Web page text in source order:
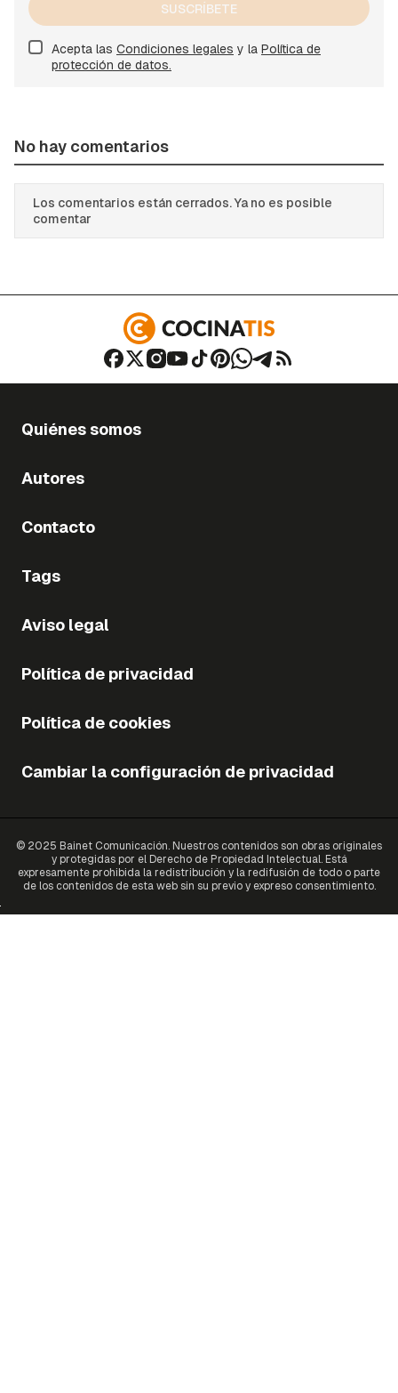
SUSCRÍBETE
Acepta las Condiciones legales y la Política de
protección de datos.
No hay comentarios
Los comentarios están cerrados. Ya no es posible
comentar
Quiénes somos
Autores
Contacto
Tags
Aviso legal
Política de privacidad
Política de cookies
Cambiar la configuración de privacidad
© 2025 Bainet Comunicación. Nuestros contenidos son obras originales
y protegidas por el Derecho de Propiedad Intelectual. Está
expresamente prohibida la redistribución y la redifusión de todo o parte
de los contenidos de esta web sin su previo y expreso consentimiento.